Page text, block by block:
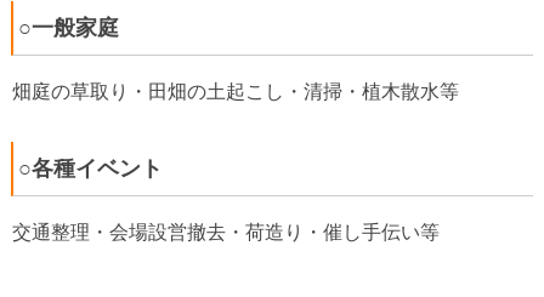
○一般家庭
畑庭の草取り・田畑の土起こし・清掃・植木散水等
○各種イベント
交通整理・会場設営撤去・荷造り・催し手伝い等